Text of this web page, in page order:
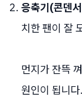
응축기(콘덴
치한 팬이 잘
먼지가 잔뜩
원인이 됩니다.